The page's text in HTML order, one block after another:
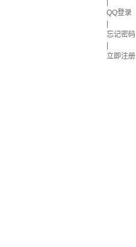
QQ登录
忘记密码
立即注册